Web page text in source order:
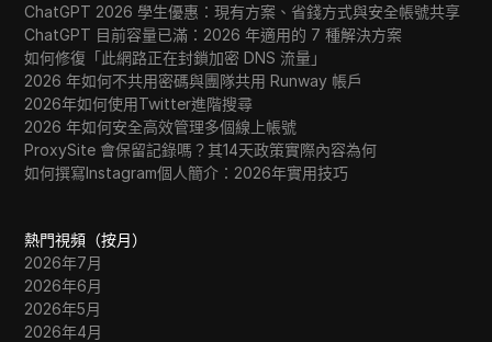
ChatGPT 2026 學生優惠：現有方案、省錢方式與安全帳號共享
ChatGPT 目前容量已滿：2026 年適用的 7 種解決方案
如何修復「此網路正在封鎖加密 DNS 流量」
2026 年如何不共用密碼與團隊共用 Runway 帳戶
2026年如何使用Twitter進階搜尋
2026 年如何安全高效管理多個線上帳號
ProxySite 會保留記錄嗎？其14天政策實際內容為何
如何撰寫Instagram個人簡介：2026年實用技巧
熱門視頻（按月）
2026年7月
2026年6月
2026年5月
2026年4月